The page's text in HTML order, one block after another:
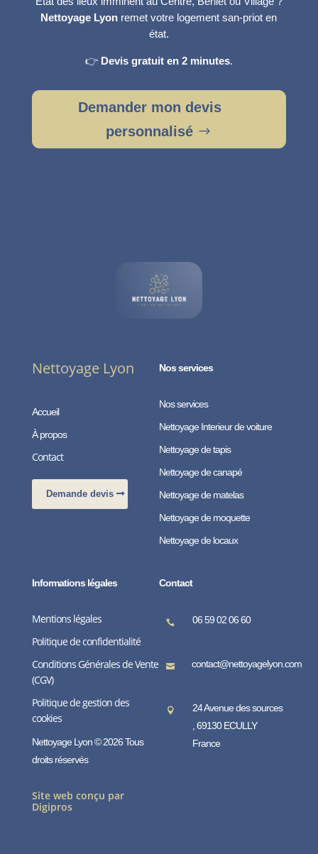
Nettoyage Lyon remet votre logement san-priot en
état.
👉 Devis gratuit en 2 minutes.
Demander mon devis
personnalisé
Nettoyage Lyon
Accueil
À propos
Contact
Demande devis
Nos services
Nos services
Nettoyage Interieur de voiture
Nettoyage de tapis
Nettoyage de canapé
Nettoyage de matelas
Nettoyage de moquette
Nettoyage de locaux
Informations légales
Mentions légales
Politique de confidentialité
Conditions Générales de Vente
(CGV)
Politique de gestion des
cookies
Nettoyage Lyon © 2026 Tous
droits réservés
Site web conçu par
Digipros
Contact
 06 59 02 06 60
 contact@nettoyagelyon.com

24 Avenue des sources
, 69130 ECULLY
France